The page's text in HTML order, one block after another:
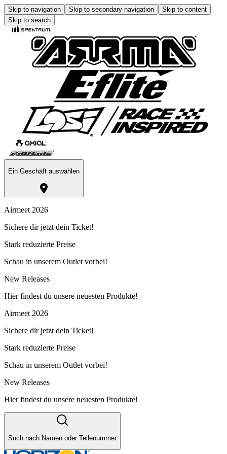
Skip to navigation Skip to secondary navigation
Skip to content
Skip to search
Ein Geschäft auswählen
Airmeet 2026
Sichere dir jetzt dein Ticket!
Stark reduzierte Preise
Schau in unserem Outlet vorbei!
New Releases
Hier findest du unsere neuesten Produkte!
Airmeet 2026
Sichere dir jetzt dein Ticket!
Stark reduzierte Preise
Schau in unserem Outlet vorbei!
New Releases
Hier findest du unsere neuesten Produkte!
Such nach Namen oder Teilenummer